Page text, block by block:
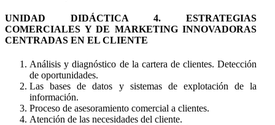
UNIDAD DIDÁCTICA 4. ESTRATEGIAS
COMERCIALES Y DE MARKETING INNOVADORAS
CENTRADAS EN EL CLIENTE
Análisis y diagnóstico de la cartera de clientes. Detección
de oportunidades.
Las bases de datos y sistemas de explotación de la
información.
Proceso de asesoramiento comercial a clientes.
Atención de las necesidades del cliente.